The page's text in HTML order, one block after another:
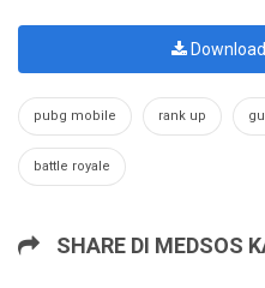
Download
pubg mobile rank up
battle royale
SHARE DI MEDSOS